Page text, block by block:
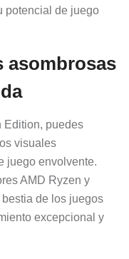
potencial de juego
asombrosas
Edition, puedes
visuales
juego envolvente.
AMD Ryzen y
de los juegos
excepcional y